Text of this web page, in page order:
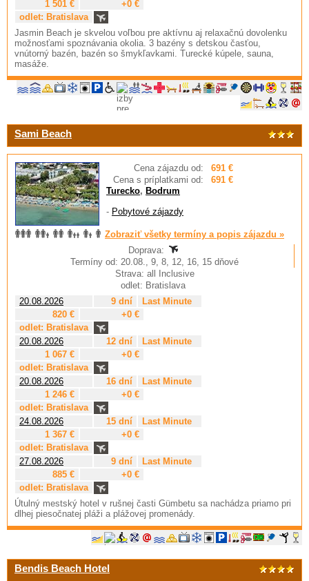
1 501 €
+0 €
odlet: Bratislava
Jasmin Beach je skvelou voľbou pre aktívnu aj relaxačnú dovolenku
možnosťami spoznávania okolia. 3 bazény s detskou časťou,
vnútorný bazén, bazén so šmykľavkami. Turecké kúpele, sauna,
masáže.
Sami Beach
Cena zájazdu od:
691 €
Cena s príplatkami od:
691 €
Turecko, Bodrum
- Pobytové zájazdy
Zobraziť všetky termíny a popis zájazdu »
Doprava:
Termíny od: 20.08., 9, 8, 12, 16, 15 dňové
Strava: all Inclusive
odlet: Bratislava
20.08.2026
9 dní
Last Minute
820 €
+0 €
odlet: Bratislava
20.08.2026
12 dní
Last Minute
1 067 €
+0 €
odlet: Bratislava
20.08.2026
16 dní
Last Minute
1 246 €
+0 €
odlet: Bratislava
24.08.2026
15 dní
Last Minute
1 367 €
+0 €
odlet: Bratislava
27.08.2026
9 dní
Last Minute
885 €
+0 €
odlet: Bratislava
Útulný mestský hotel v rušnej časti Gümbetu sa nachádza priamo pri
dlhej piesočnatej pláži a plážovej promenády.
Bendis Beach Hotel